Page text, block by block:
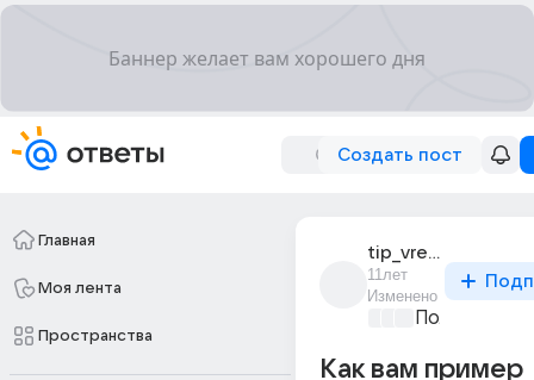
Создать пост
Главная
Моя лента
Пространства
tip_vrednyi
11лет
Изменено
Как вам пример